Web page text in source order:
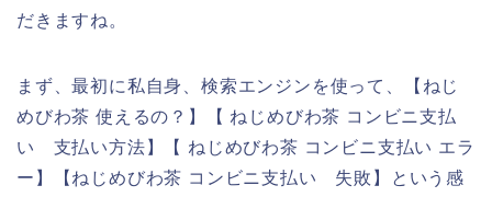
だきますね。
まず、最初に私自身、検索エンジンを使って、【ねじ
めびわ茶 使えるの？】【 ねじめびわ茶 コンビニ支払
い 支払い方法】【 ねじめびわ茶 コンビニ支払い エラ
ー】【ねじめびわ茶 コンビニ支払い 失敗】という感